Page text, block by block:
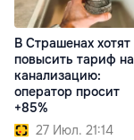
В Страшенах хотят
повысить тариф на
канализацию:
оператор просит
+85%
27 Июл. 21:14